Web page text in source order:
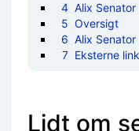
4 Alix Senator
5 Oversigt
6 Alix Senator
7 Eksterne
Lidt om